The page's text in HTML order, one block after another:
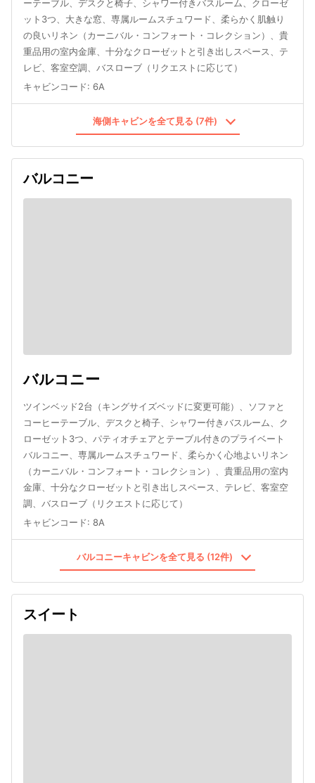
ーテーブル、デスクと椅子、シャワー付きバスルーム、クローゼ
ット3つ、大きな窓、専属ルームスチュワード、柔らかく肌触り
の良いリネン（カーニバル・コンフォート・コレクション）、貴
重品用の室内金庫、十分なクローゼットと引き出しスペース、テ
レビ、客室空調、バスローブ（リクエストに応じて）
キャビンコード: 6A
海側キャビンを全て見る (7件)
バルコニー
バルコニー
ツインベッド2台（キングサイズベッドに変更可能）、ソファと
コーヒーテーブル、デスクと椅子、シャワー付きバスルーム、ク
ローゼット3つ、パティオチェアとテーブル付きのプライベート
バルコニー、専属ルームスチュワード、柔らかく心地よいリネン
（カーニバル・コンフォート・コレクション）、貴重品用の室内
金庫、十分なクローゼットと引き出しスペース、テレビ、客室空
調、バスローブ（リクエストに応じて）
キャビンコード: 8A
バルコニーキャビンを全て見る (12件)
スイート